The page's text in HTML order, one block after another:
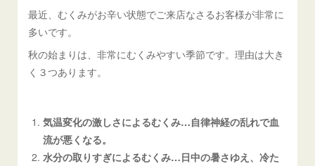
最近、むくみがお辛い状態でご来店なさるお客様が非常に
多いです。
秋の始まりは、非常にむくみやすい季節です。理由は大き
く３つあります。
気温変化の激しさによるむくみ…自律神経の乱れで血
流が悪くなる。
水分の取りすぎによるむくみ…日中の暑さゆえ、冷た